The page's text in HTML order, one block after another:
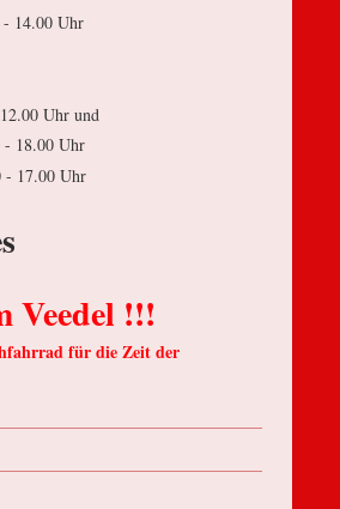
Uhr
Uhr und
Uhr
Uhr
Veedel !!!
für die Zeit der